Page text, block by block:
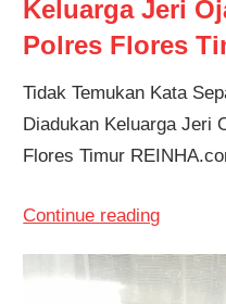
Keluarga Jeri
Polres Flores
Tidak Temukan Kata
Diadukan Keluarga Jeri
Flores Timur
Continue reading